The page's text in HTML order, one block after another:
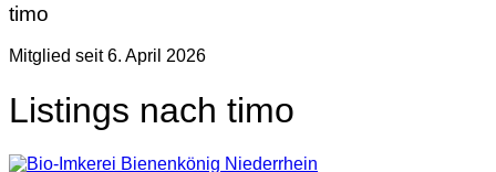
timo
Mitglied seit 6. April 2026
Listings nach timo